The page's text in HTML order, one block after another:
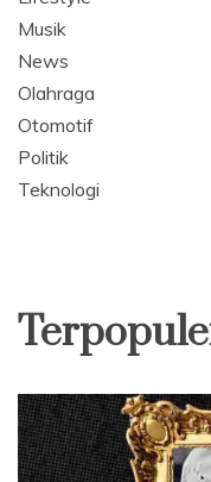
Musik
News
Olahraga
Otomotif
Politik
Teknologi